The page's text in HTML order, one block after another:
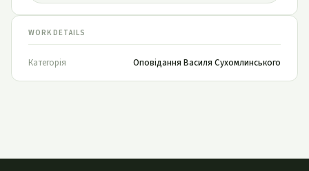
WORK DETAILS
Категорія Оповідання Василя Сухомлинського